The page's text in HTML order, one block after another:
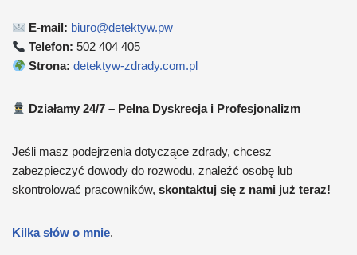
E-mail: biuro@detektyw.pw
Telefon: 502 404 405
Strona: detektyw-zdrady.com.pl
Działamy 24/7 – Pełna Dyskrecja i Profesjonalizm
Jeśli masz podejrzenia dotyczące zdrady, chcesz
zabezpieczyć dowody do rozwodu, znaleźć osobę lub
skontrolować pracowników, skontaktuj się z nami już teraz!
Kilka słów o mnie.